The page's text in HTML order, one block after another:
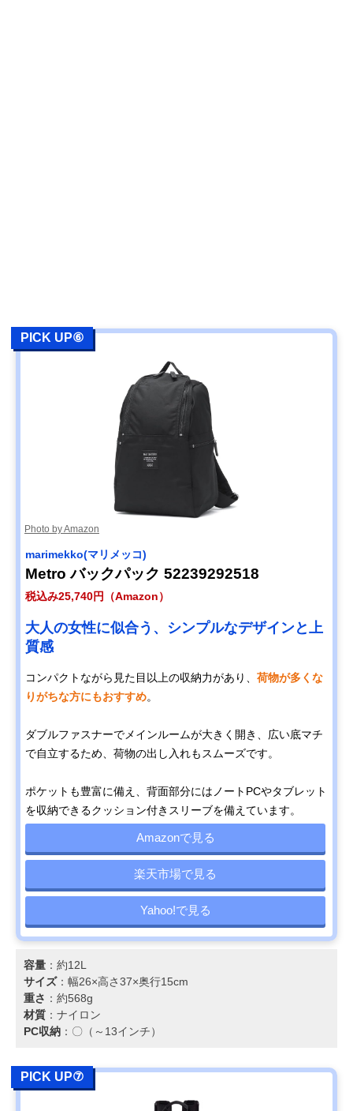
PICK UP⑥
Photo by Amazon
marimekko(マリメッコ)
Metro バックパック 52239292518
税込み25,740円（Amazon）
大人の女性に似合う、シンプルなデザインと上
質感
コンパクトながら見た目以上の収納力があり、 荷物が多くな
りがちな方にもおすすめ。
ダブルファスナーでメインルームが大きく開き、広い底マチ
で自立するため、荷物の出し入れもスムーズです。
ポケットも豊富に備え、背面部分にはノートPCやタブレット
を収納できるクッション付きスリーブを備えています。
Amazonで見る
楽天市場で見る
Yahoo!で見る
容量 ：約12L
サイズ：幅26×高さ37×奥行15cm
重さ ：約568g
材質 ：ナイロン
PC収納 ：〇（～13インチ）
PICK UP⑦